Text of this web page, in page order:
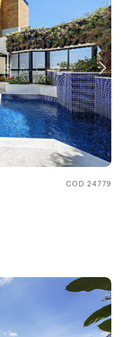
COD 24779